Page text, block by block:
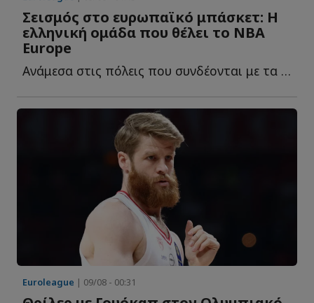
Σεισμός στο ευρωπαϊκό μπάσκετ: Η
ελληνική ομάδα που θέλει το NBA
Europe
Ανάμεσα στις πόλεις που συνδέονται με τα σχέδια του NB...
Euroleague | 09/08 - 00:31